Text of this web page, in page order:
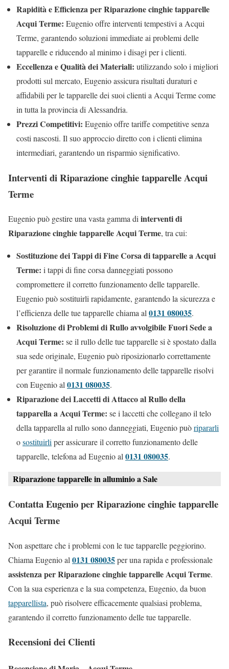
Rapidità e Efficienza per Riparazione cinghie tapparelle
Acqui Terme: Eugenio offre interventi tempestivi a Acqui
Terme, garantendo soluzioni immediate ai problemi delle
tapparelle e riducendo al minimo i disagi per i clienti.
Eccellenza e Qualità dei Materiali: utilizzando solo i migliori
prodotti sul mercato, Eugenio assicura risultati duraturi e
affidabili per le tapparelle dei suoi clienti a Acqui Terme come
in tutta la provincia di Alessandria.
Prezzi Competitivi: Eugenio offre tariffe competitive senza
costi nascosti. Il suo approccio diretto con i clienti elimina
intermediari, garantendo un risparmio significativo.
Interventi di Riparazione cinghie tapparelle Acqui
Terme
Eugenio può gestire una vasta gamma diinterventi di
Riparazione cinghie tapparelle Acqui Terme, tra cui:
Sostituzione dei Tappi di Fine Corsa di tapparelle a Acqui
Terme: i tappi di fine corsa danneggiati possono
compromettere il corretto funzionamento delle tapparelle.
Eugenio può sostituirli rapidamente, garantendo la sicurezza e
l’efficienza delle tue tapparelle chiama al0131 080035.
Risoluzione di Problemi di Rullo avvolgibile Fuori Sede a
Acqui Terme: se il rullo delle tue tapparelle si è spostato dalla
sua sede originale, Eugenio può riposizionarlo correttamente
per garantire il normale funzionamento delle tapparelle risolvi
con Eugenio al0131 080035.
Riparazione dei Laccetti di Attacco al Rullo della
tapparella a Acqui Terme: se i laccetti che collegano il telo
della tapparella al rullo sono danneggiati, Eugenio puòripararli
osostituirliper assicurare il corretto funzionamento delle
tapparelle, telefona ad Eugenio al0131 080035.
Riparazione tapparelle in alluminio a Sale
Contatta Eugenio per Riparazione cinghie tapparelle
Acqui Terme
Non aspettare che i problemi con le tue tapparelle peggiorino.
Chiama Eugenio al 0131 080035per una rapida e professionale
assistenza per Riparazione cinghie tapparelle Acqui Terme.
Con la sua esperienza e la sua competenza, Eugenio, da buon
tapparellista, può risolvere efficacemente qualsiasi problema,
garantendo il corretto funzionamento delle tue tapparelle.
Recensioni dei Clienti